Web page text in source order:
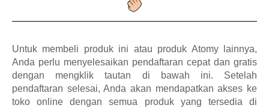
Untuk membeli produk ini atau produk Atomy lainnya,
Anda perlu menyelesaikan pendaftaran cepat dan gratis
dengan mengklik tautan di bawah ini. Setelah
pendaftaran selesai, Anda akan mendapatkan akses ke
toko online dengan semua produk yang tersedia di